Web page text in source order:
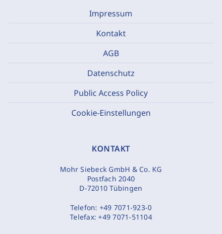
Impressum
Kontakt
AGB
Datenschutz
Public Access Policy
Cookie-Einstellungen
KONTAKT
Mohr Siebeck GmbH & Co. KG
Postfach 2040
D-72010 Tübingen
Telefon: +49 7071-923-0
Telefax:+49 7071-51104